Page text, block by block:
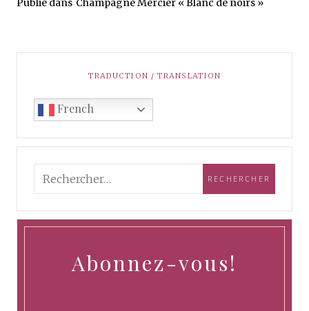
Publié dans Champagne Mercier « Blanc de noirs »
TRADUCTION / TRANSLATION
French
Abonnez-vous!